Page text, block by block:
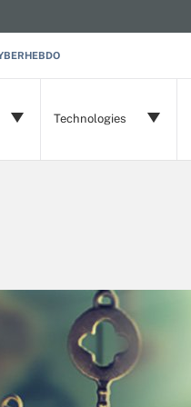
Technologies